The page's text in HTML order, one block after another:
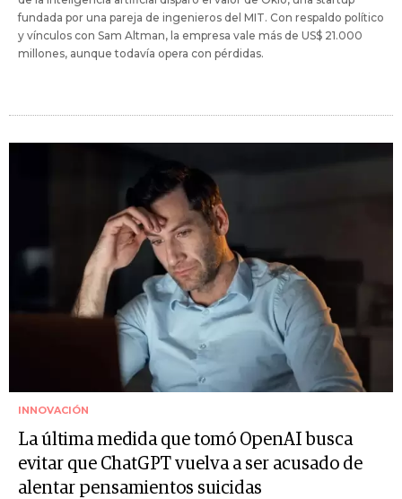
fundada por una pareja de ingenieros del MIT. Con respaldo político
y vínculos con Sam Altman, la empresa vale más de US$ 21.000
millones, aunque todavía opera con pérdidas.
INNOVACIÓN
La última medida que tomó OpenAI busca
evitar que ChatGPT vuelva a ser acusado de
alentar pensamientos suicidas